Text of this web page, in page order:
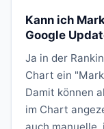
Kann ich
Google
Ja in der
Chart ein
Damit können
im Chart